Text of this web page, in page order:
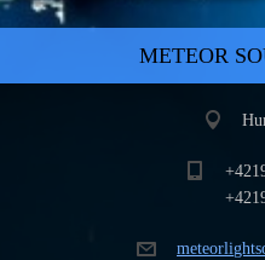
METEOR
meteorli